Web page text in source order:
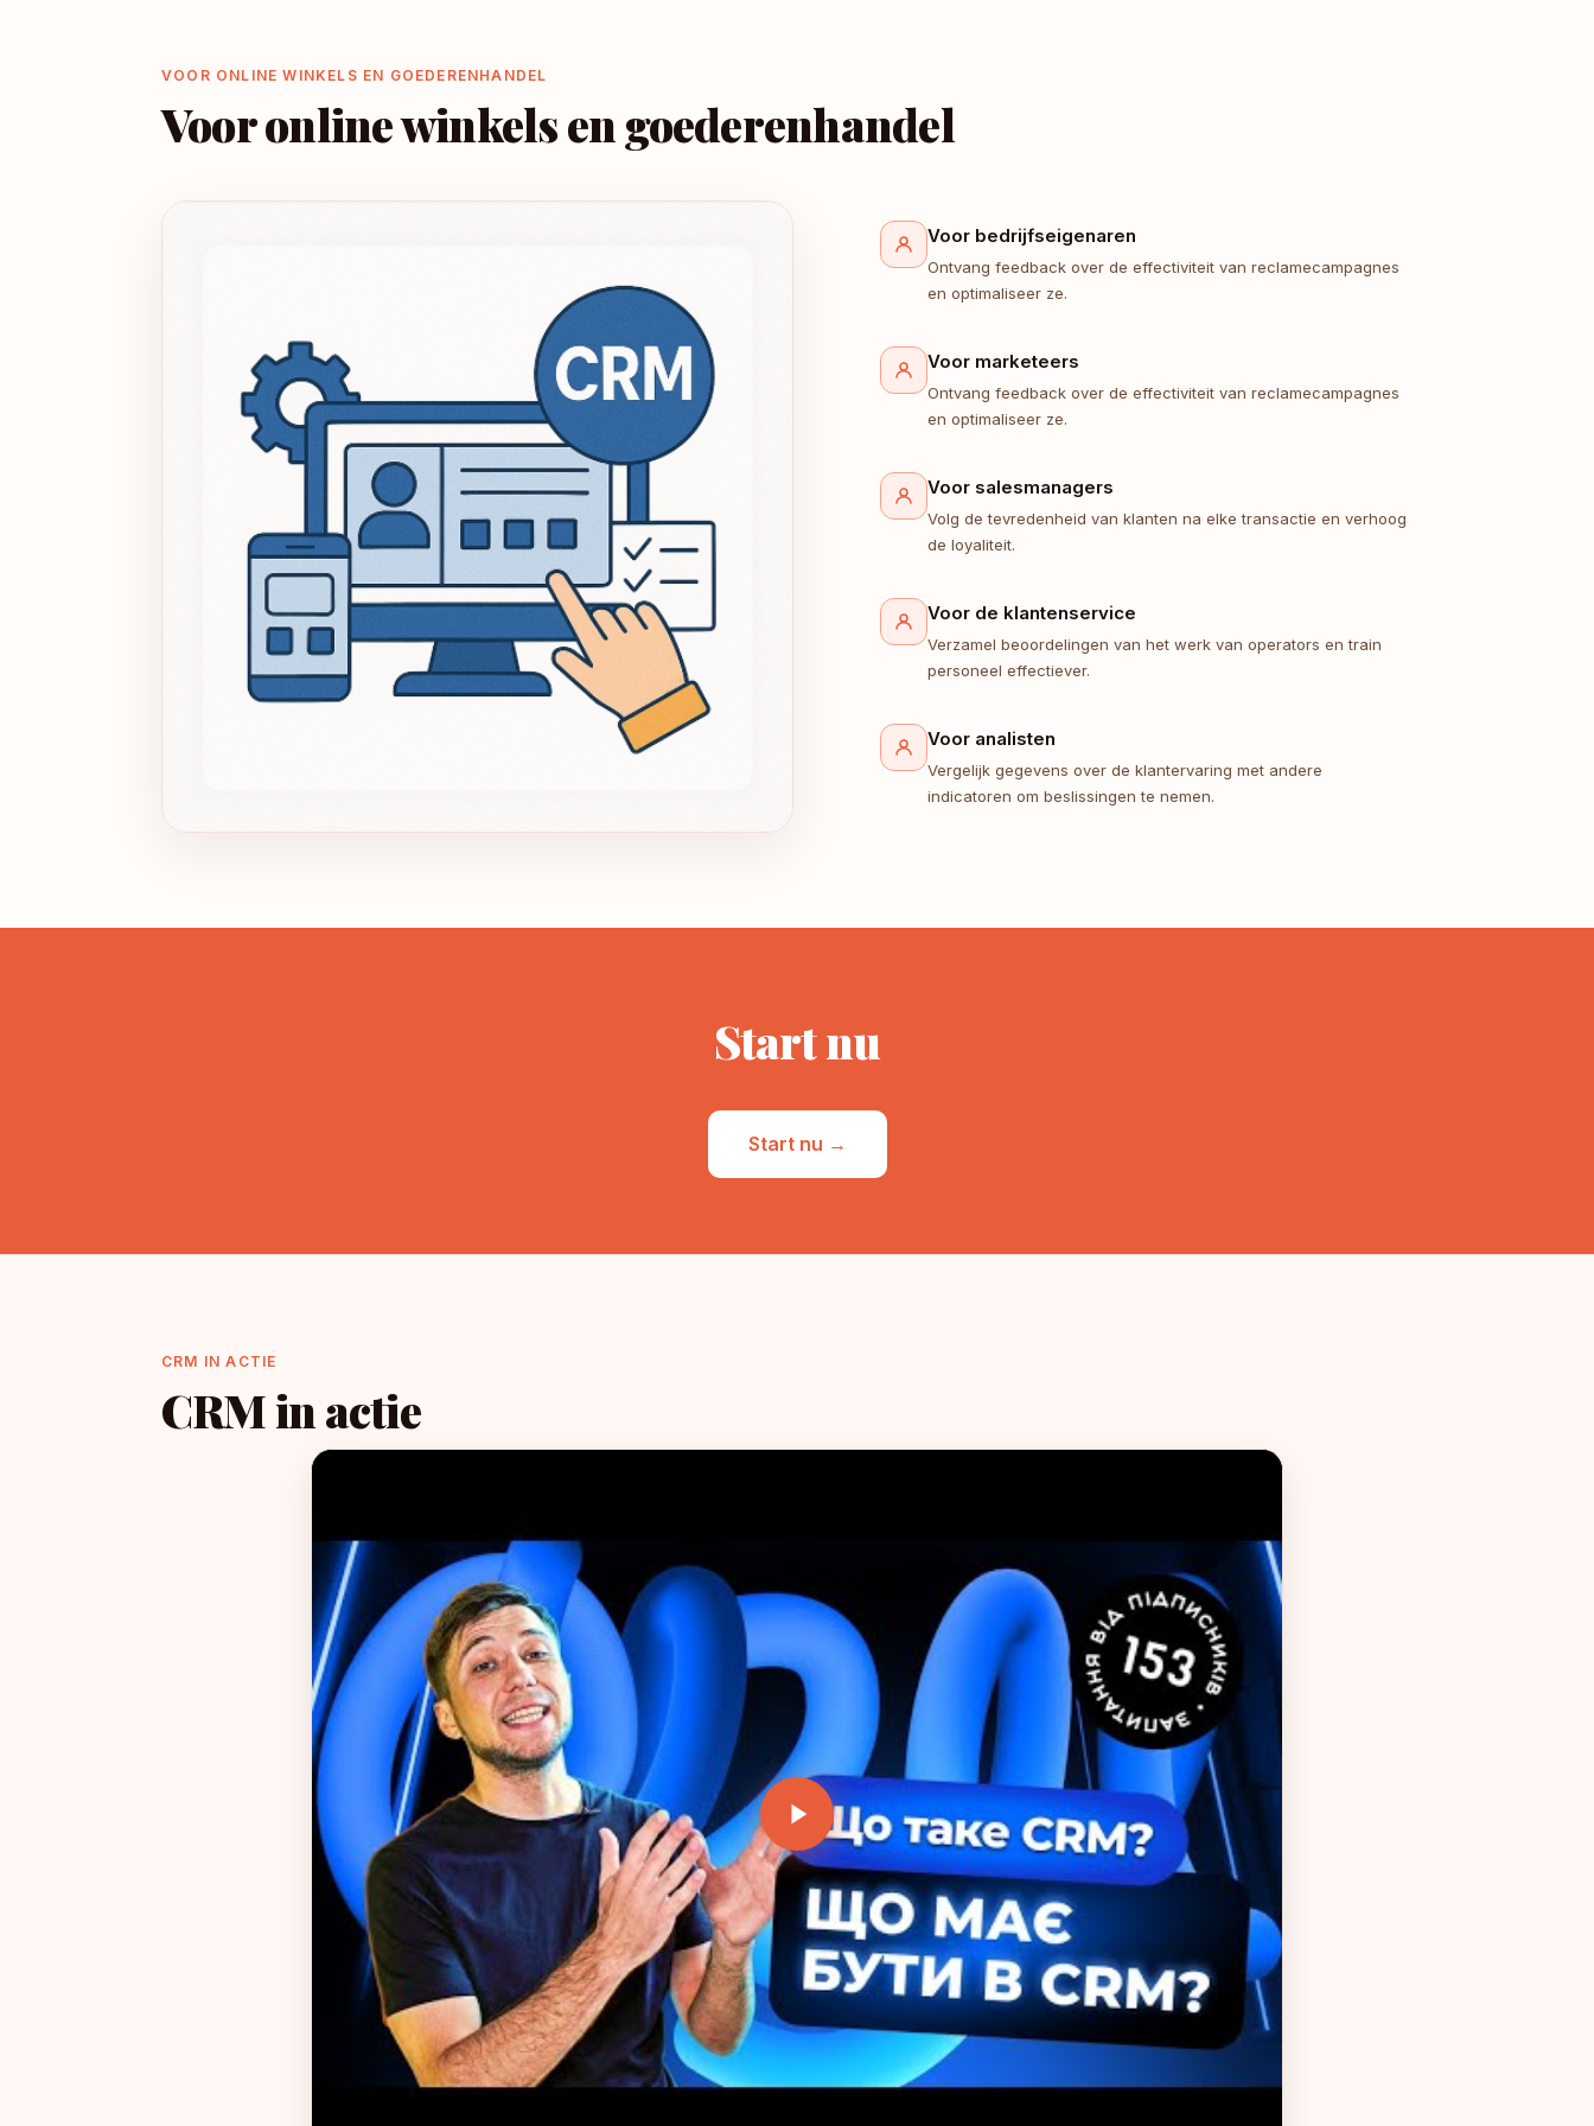
VOOR ONLINE WINKELS EN GOEDERENHANDEL
Voor online winkels en goederenhandel
Voor bedrijfseigenaren
Ontvang feedback over de effectiviteit van reclamecampagnes
en optimaliseer ze.
Voor marketeers
Ontvang feedback over de effectiviteit van reclamecampagnes
en optimaliseer ze.
Voor salesmanagers
Volg de tevredenheid van klanten na elke transactie en verhoog
de loyaliteit.
Voor de klantenservice
Verzamel beoordelingen van het werk van operators en train
personeel effectiever.
Voor analisten
Vergelijk gegevens over de klantervaring met andere
indicatoren om beslissingen te nemen.
Start nu
Start nu →
CRM IN ACTIE
CRM in actie